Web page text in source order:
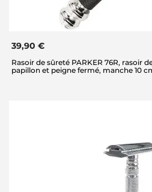
39,90 €
Rasoir de sûreté PARKER 76R, rasoir
papillon et peigne fermé, manche 10